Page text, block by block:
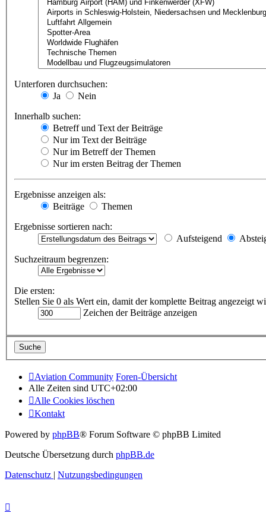
Unterforen durchsuchen:
Ja
Nein
Innerhalb suchen:
Betreff und Text der Beiträge
Nur im Text der Beiträge
Nur im Betreff der Themen
Nur im ersten Beitrag der Themen
Ergebnisse anzeigen als:
Beiträge
Themen
Ergebnisse sortieren nach:
Aufsteigend
Suchzeitraum begrenzen:
Die ersten:
Stellen Sie 0 als Wert ein, damit der komplette Beitrag angezeigt
Zeichen der Beiträge anzeigen
Aviation Community Foren-Übersicht
Alle Zeiten sind UTC+02:00
Alle Cookies löschen
Kontakt
Powered by phpBB® Forum Software © phpBB Limited
Deutsche Übersetzung durch phpBB.de
Datenschutz | Nutzungsbedingungen